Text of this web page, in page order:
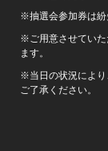
※抽選会参加券は紛
※ご用意させていた
ます。
※当日の状況により
ご了承ください。